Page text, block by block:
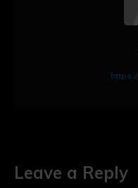
Leave a Reply